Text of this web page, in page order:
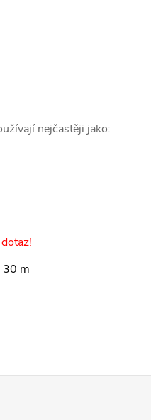
nejčastěji jako:
30 m